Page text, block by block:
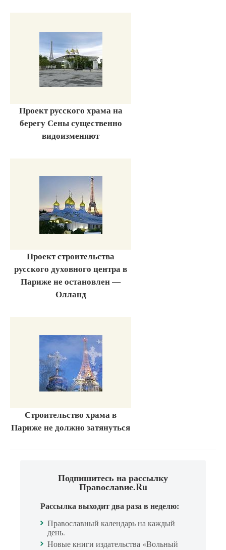
Проект русского храма на
берегу Сены существенно
видоизменяют
Проект строительства
русского духовного центра в
Париже не остановлен —
Олланд
Строительство храма в
Париже не должно затянуться
Подпишитесь на рассылку
Православие.Ru
Рассылка выходит два раза в неделю:
Православный календарь на каждый
день.
Новые книги издательства «Вольный